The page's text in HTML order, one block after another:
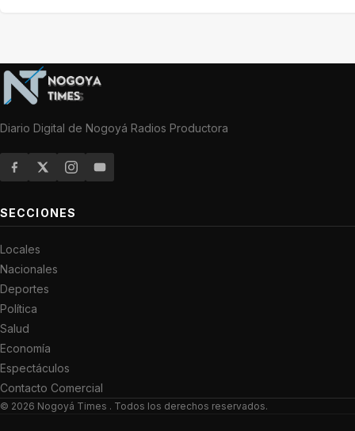
Diario Digital de Nogoyá Radios Productora
SECCIONES
Locales
Nacionales
Deportes
Política
Salud
Economía
Espectáculos
Contacto Comercial
© 2026 Nogoyá Times . Todos los derechos reservados.